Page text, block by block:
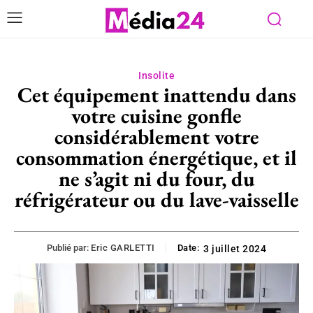
Insolite
Cet équipement inattendu dans
votre cuisine gonfle
considérablement votre
consommation énergétique, et il
ne s’agit ni du four, du
réfrigérateur ou du lave-vaisselle
Publié par: Eric GARLETTI Date: 3 juillet 2024